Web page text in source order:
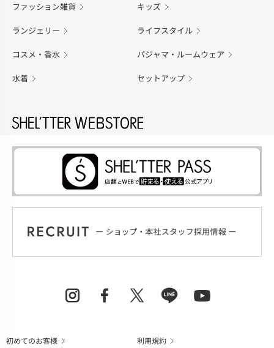
ファッション雑貨 キッズ
ランジェリー ライフスタイル
コスメ・香水 パジャマ・ルームウェア
水着 セットアップ
初めてのお客様 利用規約